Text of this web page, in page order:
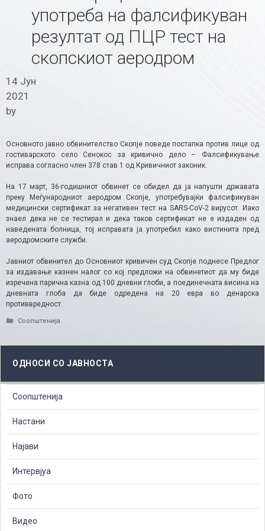
употреба на фалсификуван
резултат од ПЦР тест на
скопскиот аеродром
14 Јун
2021
by
Основното јавно обвинителство Скопје поведе постапка против лице од
гостиварското село Сенокос за кривично дело – Фалсификување
исправа согласно член 378 став 1 од Кривичниот законик.
На 17 март, 36-годишниот обвинет се обидел да ја напушти државата
преку Меѓународниот аеродром Скопје, употребувајќи фалсификуван
медицински сертификат за негативен тест на SARS-CoV-2 вирусот. Иако
знаел дека не се тестирал и дека таков сертификат не е издаден од
наведената болница, тој исправата ја употребил како вистинита пред
аеродромските служби.
Јавниот обвинител до Основниот кривичен суд Скопје поднесе Предлог
за издавање казнен налог со кој предложи на обвинетиот да му биде
изречена парична казна од 100 дневни глоби, а поединечната висина на
дневната глоба да биде одредена на 20 евра во денарска
противвредност.​
Categories
Соопштенија
ОДНОСИ СО ЈАВНОСТА
Соопштенија
Настани
Најави
Интервјуа
Фото
Видео